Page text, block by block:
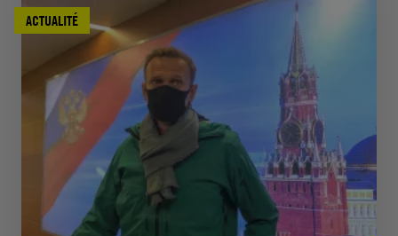
ACTUALITÉ